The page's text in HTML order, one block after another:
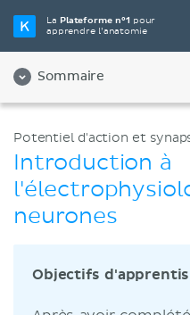
La Plateforme n°1 pour
apprendre l’anatomie
Sommaire
Potentiel d'action et
Introduction à
neurones
Objectifs